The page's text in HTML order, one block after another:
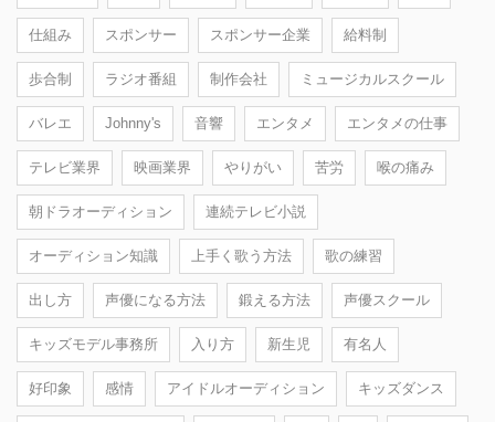
仕組み スポンサー スポンサー企業 給料制
歩合制 ラジオ番組 制作会社 ミュージカルスクール
バレエ Johnny's 音響 エンタメ エンタメの仕事
テレビ業界 映画業界 やりがい 苦労 喉の痛み
朝ドラオーディション 連続テレビ小説
オーディション知識 上手く歌う方法 歌の練習
出し方 声優になる方法 鍛える方法 声優スクール
キッズモデル事務所 入り方 新生児 有名人
好印象 感情 アイドルオーディション キッズダンス